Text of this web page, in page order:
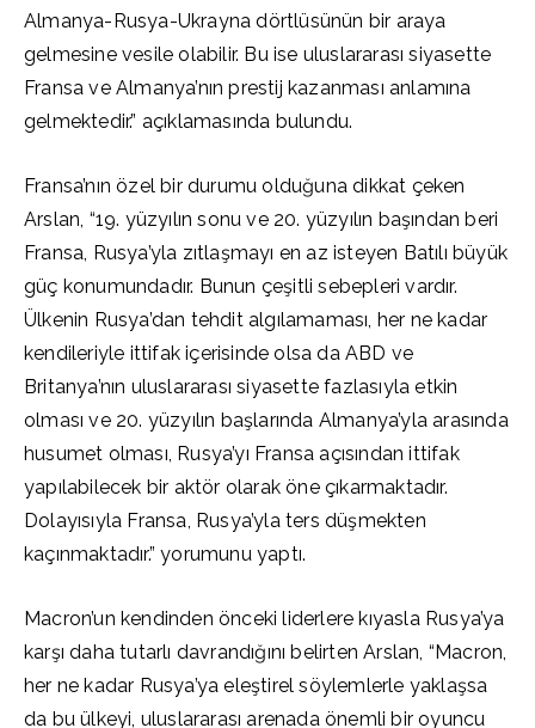
Almanya-Rusya-Ukrayna dörtlüsünün bir araya
gelmesine vesile olabilir. Bu ise uluslararası siyasette
Fransa ve Almanya’nın prestij kazanması anlamına
gelmektedir.” açıklamasında bulundu.
Fransa’nın özel bir durumu olduğuna dikkat çeken
Arslan, “19. yüzyılın sonu ve 20. yüzyılın başından beri
Fransa, Rusya’yla zıtlaşmayı en az isteyen Batılı büyük
güç konumundadır. Bunun çeşitli sebepleri vardır.
Ülkenin Rusya’dan tehdit algılamaması, her ne kadar
kendileriyle ittifak içerisinde olsa da ABD ve
Britanya’nın uluslararası siyasette fazlasıyla etkin
olması ve 20. yüzyılın başlarında Almanya’yla arasında
husumet olması, Rusya’yı Fransa açısından ittifak
yapılabilecek bir aktör olarak öne çıkarmaktadır.
Dolayısıyla Fransa, Rusya’yla ters düşmekten
kaçınmaktadır.” yorumunu yaptı.
Macron’un kendinden önceki liderlere kıyasla Rusya’ya
karşı daha tutarlı davrandığını belirten Arslan, “Macron,
her ne kadar Rusya’ya eleştirel söylemlerle yaklaşsa
da bu ülkeyi, uluslararası arenada önemli bir oyuncu